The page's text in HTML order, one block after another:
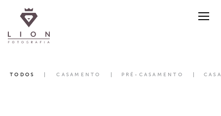
TODOS CASAMENTO PRÉ-CASAMENTO